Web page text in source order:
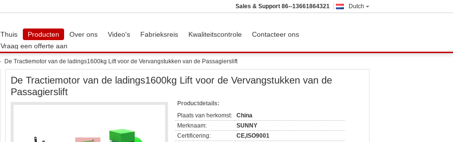
Dutch
Sales & Support 86--13661864321
Thuis Producten Over ons Video's Fabrieksreis Kwaliteitscontrole
Contacteer ons
Vraag een offerte aan
De Tractiemotor van de ladings1600kg Lift voor de Vervangstukken van de Passagierslift
De Tractiemotor van de ladings1600kg Lift voor de Vervangstukken van de
Passagierslift
Productdetails:
Plaats van herkomst:
China
Merknaam:
SUNNY
Certificering:
CE,ISO9001